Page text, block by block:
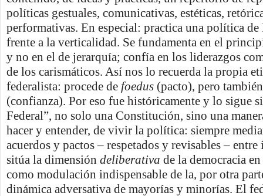
políticas gestuales, comunicativas, estéticas,
performativas. En especial: practica una política
frente a la verticalidad. Se fundamenta en el
y no en el de jerarquía; confía en los liderazgos
de los carismáticos. Así nos lo recuerda la propia
federalista: procede de foedus (pacto), pero
(confianza). Por eso fue históricamente y lo sigue
Federal”, no solo una Constitución, sino una
hacer y entender, de vivir la política: siempre
acuerdos y pactos – respetados y revisables – entre
sitúa la dimensión deliberativa de la democracia
como modulación indispensable de la, por otra
dinámica adversativa de mayorías y minorías. El